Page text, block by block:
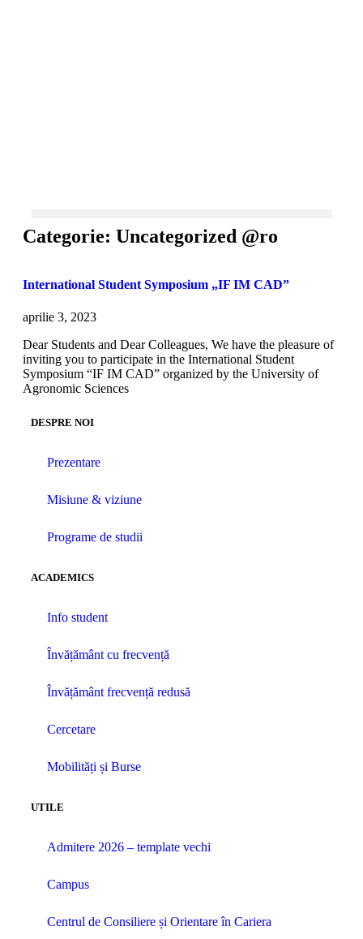
Categorie: Uncategorized @ro
International Student Symposium „IF IM CAD”
aprilie 3, 2023
Dear Students and Dear Colleagues, We have the pleasure of
inviting you to participate in the International Student
Symposium “IF IM CAD” organized by the University of
Agronomic Sciences
DESPRE NOI
Prezentare
Misiune & viziune
Programe de studii
ACADEMICS
Info student
Învățământ cu frecvență
Învățământ frecvență redusă
Cercetare
Mobilități și Burse
UTILE
Admitere 2026 – template vechi
Campus
Centrul de Consiliere și Orientare în Cariera